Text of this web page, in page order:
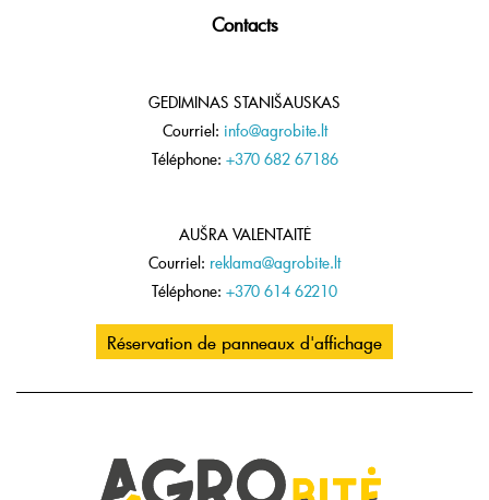
Contacts
GEDIMINAS STANIŠAUSKAS
Courriel: info@agrobite.lt
Téléphone: +370 682 67186
AUŠRA VALENTAITĖ
Courriel: reklama@agrobite.lt
Téléphone: +370 614 62210
Réservation de panneaux d'affichage